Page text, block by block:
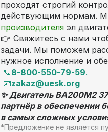
проходят строгий
действующим нормам.
производителя эл
👉 Свяжитесь с нами
задачи. Мы поможем
нужное исполнение и
📞8-800-550-79-59.
📧zakaz@uesk.org
✨ Двигатель ВА200M2
партнёр в обеспечении
в самых сложных
*Предложение не является